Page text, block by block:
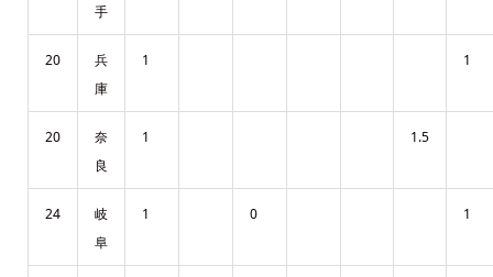
手
20
兵
庫
1 1
20
奈
良
1 1.5
24
岐
阜
1 0 1